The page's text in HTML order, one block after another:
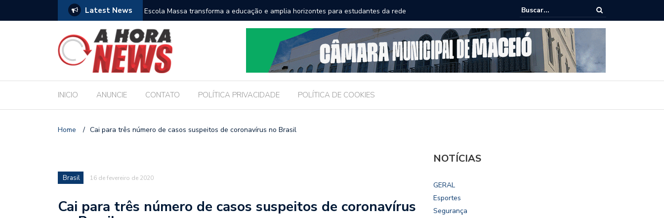
Latest News
escolares e sanciona jornada de 30 horas
Escola Massa transforma a educação e amplia horizontes para estudantes da rede
pública de Maceió
Chico Filho destaca potencial esportivo, turístico e econômico da Maratona
Internacional de Maceió
INICIO ANUNCIE CONTATO POLÍTICA PRIVACIDADE POLÍTICA DE COOKIES
Home / Cai para três número de casos suspeitos de coronavírus no Brasil
Brasil 16 de fevereiro de 2020
Cai para três número de casos suspeitos de coronavírus
NOTÍCIAS
GERAL
Esportes
Segurança